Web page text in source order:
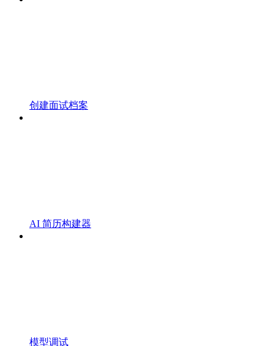
创建面试档案
AI 简历构建器
模型调试